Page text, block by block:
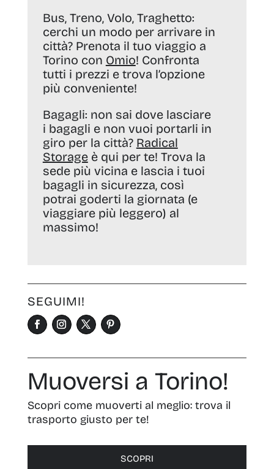
Bus, Treno, Volo, Traghetto:
cerchi un modo per arrivare in
città? Prenota il tuo viaggio a
Torino con Omio! Confronta
tutti i prezzi e trova l’opzione
più conveniente!
Bagagli: non sai dove lasciare
i bagagli e non vuoi portarli in
giro per la città? Radical
Storageè qui per te! Trova la
sede più vicina e lascia i tuoi
bagagli in sicurezza, così
potrai goderti la giornata (e
viaggiare più leggero) al
massimo!
SEGUIMI!
Muoversi a Torino!
Scopri come muoverti al meglio: trova il
trasporto giusto per te!
SCOPRI